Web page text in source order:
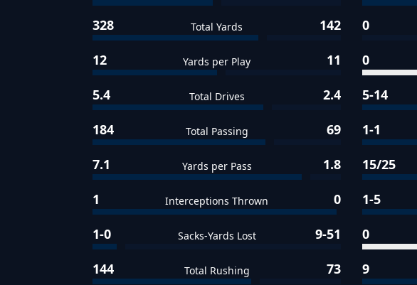
328 Total Yards 142
12 Yards per Play 11
5.4 Total Drives 2.4
184 Total Passing 69
7.1 Yards per Pass 1.8
1 Interceptions Thrown 0
1-0 Sacks-Yards Lost 9-51
144 Total Rushing 73
0
0
5-14
1-1
15/25
1-5
0
9